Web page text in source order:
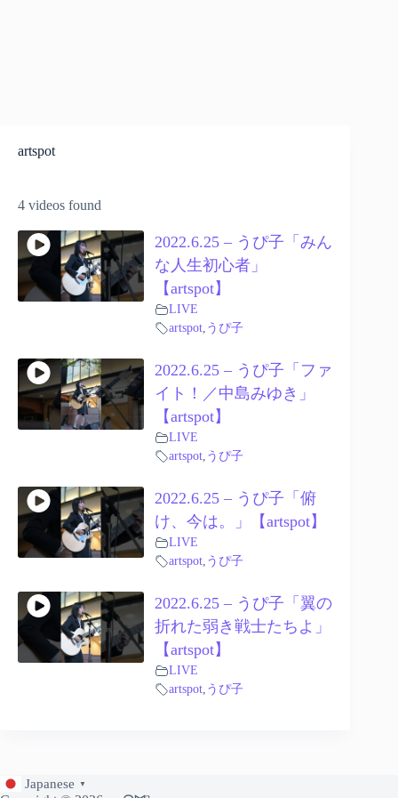
artspot
4 videos found
2022.6.25 – うぴ子「みん
な人生初心者」
【artspot】
LIVE
artspot, うぴ子
2022.6.25 – うぴ子「ファ
イト！／中島みゆき」
【artspot】
LIVE
artspot, うぴ子
2022.6.25 – うぴ子「俯
け、今は。」【artspot】
LIVE
artspot, うぴ子
2022.6.25 – うぴ子「翼の
折れた弱き戦士たちよ」
【artspot】
LIVE
artspot, うぴ子
Japanese ▼